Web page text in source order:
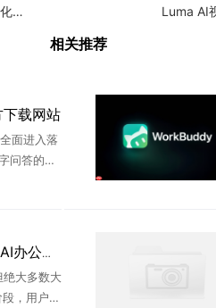
人工智能的未来在于一体化还是模块化？
相关推荐
载网站
面进入落
问答的传
腾讯WorkBuddy重构AI办公范式，创业者一站式生产力工具落地指南
大多数大
，用户下